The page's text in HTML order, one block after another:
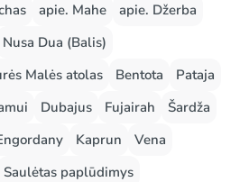
apie. Mahe
apie. Džerba
Nusa Dua (Balis)
Malės atolas Bentota
Pataja
Dubajus Fujairah
Šardža
Kaprun
Vena
Saulėtas paplūdimys